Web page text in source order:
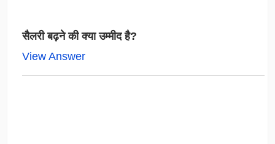
सैलरी बढ़ने की क्या उम्मीद है?
View Answer